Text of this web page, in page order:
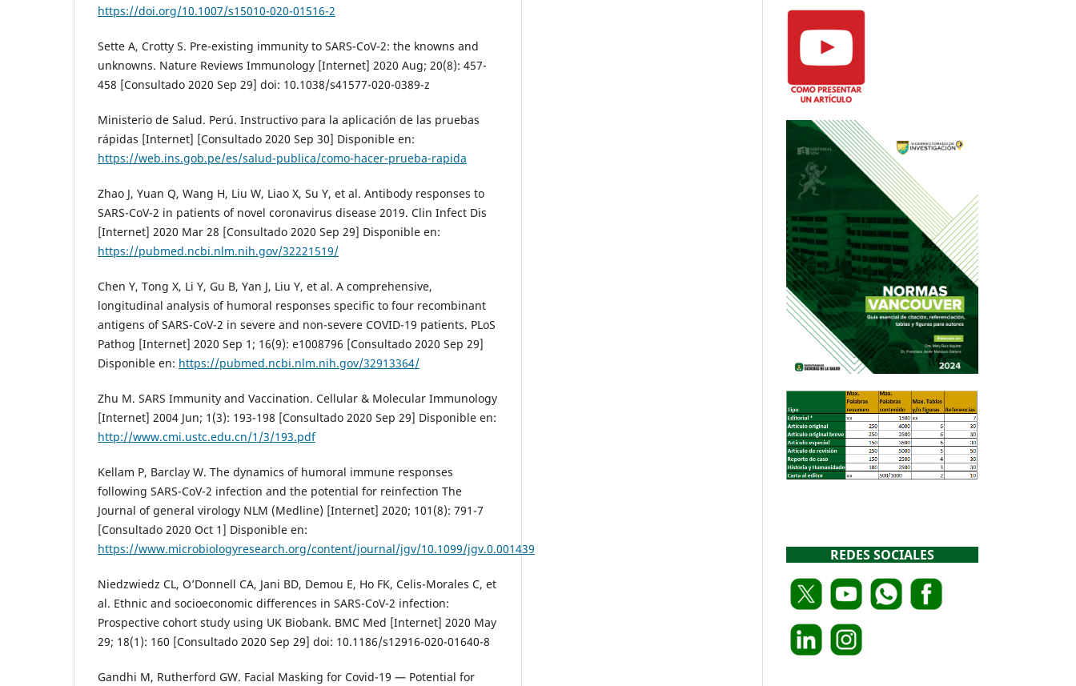
https://doi.org/10.1007/s15010-020-01516-2
Sette A, Crotty S. Pre-existing immunity to SARS-CoV-2: the knowns and
unknowns. Nature Reviews Immunology [Internet] 2020 Aug; 20(8): 457-
458 [Consultado 2020 Sep 29] doi: 10.1038/s41577-020-0389-z
Ministerio de Salud. Perú. Instructivo para la aplicación de las pruebas
rápidas [Internet] [Consultado 2020 Sep 30] Disponible en:
https://web.ins.gob.pe/es/salud-publica/como-hacer-prueba-rapida
Zhao J, Yuan Q, Wang H, Liu W, Liao X, Su Y, et al. Antibody responses to
SARS-CoV-2 in patients of novel coronavirus disease 2019. Clin Infect Dis
[Internet] 2020 Mar 28 [Consultado 2020 Sep 29] Disponible en:
https://pubmed.ncbi.nlm.nih.gov/32221519/
Chen Y, Tong X, Li Y, Gu B, Yan J, Liu Y, et al. A comprehensive,
longitudinal analysis of humoral responses specific to four recombinant
antigens of SARS-CoV-2 in severe and non-severe COVID-19 patients. PLoS
Pathog [Internet] 2020 Sep 1; 16(9): e1008796 [Consultado 2020 Sep 29]
Disponible en: https://pubmed.ncbi.nlm.nih.gov/32913364/
Zhu M. SARS Immunity and Vaccination. Cellular & Molecular Immunology
[Internet] 2004 Jun; 1(3): 193-198 [Consultado 2020 Sep 29] Disponible en:
http://www.cmi.ustc.edu.cn/1/3/193.pdf
Kellam P, Barclay W. The dynamics of humoral immune responses
following SARS-CoV-2 infection and the potential for reinfection The
Journal of general virology NLM (Medline) [Internet] 2020; 101(8): 791-7
[Consultado 2020 Oct 1] Disponible en:
https://www.microbiologyresearch.org/content/journal/jgv/10.1099/jgv.0.001439
Niedzwiedz CL, O’Donnell CA, Jani BD, Demou E, Ho FK, Celis-Morales C, et
al. Ethnic and socioeconomic differences in SARS-CoV-2 infection:
Prospective cohort study using UK Biobank. BMC Med [Internet] 2020 May
29; 18(1): 160 [Consultado 2020 Sep 29] doi: 10.1186/s12916-020-01640-8
Gandhi M, Rutherford GW. Facial Masking for Covid-19 — Potential for
REDES SOCIALES